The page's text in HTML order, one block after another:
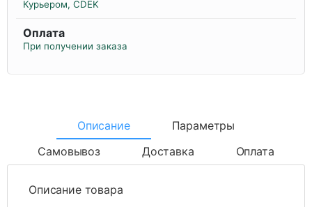
Курьером, CDEK
Оплата
При получении заказа
Описание
Параметры
Самовывоз
Доставка Оплата
Описание товара